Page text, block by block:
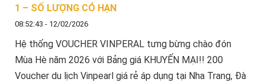
1 – SỐ LƯỢNG CÓ HẠN
08:52:43 - 12/02/2026
Hệ thống VOUCHER VINPERAL tưng bừng chào đón
Mùa Hè năm 2026 với Bảng giá KHUYẾN MẠI!! 200
Voucher du lịch Vinpearl giá rẻ áp dụng tại Nha Trang, Đà